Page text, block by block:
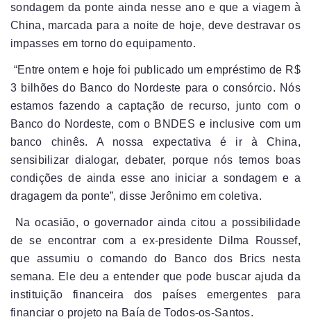
sondagem da ponte ainda nesse ano e que a viagem à
China, marcada para a noite de hoje, deve destravar os
impasses em torno do equipamento.
“Entre ontem e hoje foi publicado um empréstimo de R$
3 bilhões do Banco do Nordeste para o consórcio. Nós
estamos fazendo a captação de recurso, junto com o
Banco do Nordeste, com o BNDES e inclusive com um
banco chinês. A nossa expectativa é ir à China,
sensibilizar dialogar, debater, porque nós temos boas
condições de ainda esse ano iniciar a sondagem e a
dragagem da ponte”, disse Jerônimo em coletiva.
Na ocasião, o governador ainda citou a possibilidade
de se encontrar com a ex-presidente Dilma Roussef,
que assumiu o comando do Banco dos Brics nesta
semana. Ele deu a entender que pode buscar ajuda da
instituição financeira dos países emergentes para
financiar o projeto na Baía de Todos-os-Santos.